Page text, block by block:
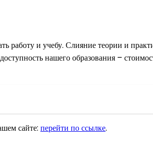
работу и учебу. Слияние теории и
нашего образования –
сайте: перейти по ссылке.